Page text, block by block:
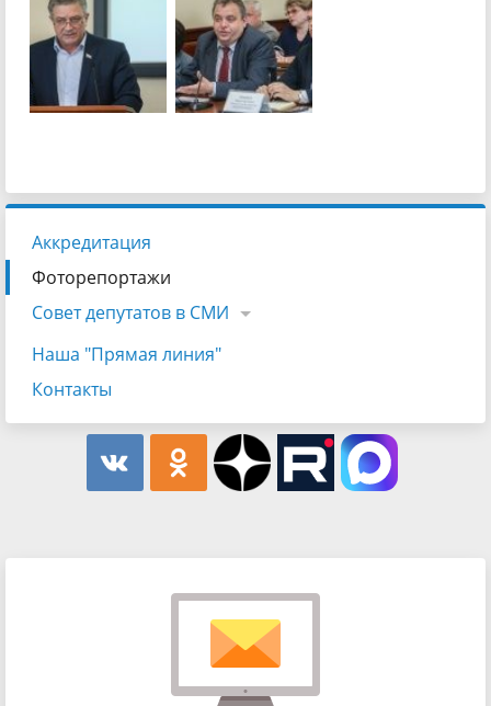
Аккредитация
Фоторепортажи
Совет депутатов в СМИ
Наша "Прямая линия"
Контакты